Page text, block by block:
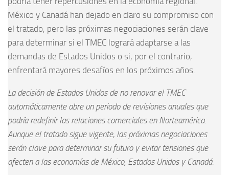
México y Canadá han dejado en claro su compromiso con
el tratado, pero las próximas negociaciones serán clave
para determinar si el TMEC logrará adaptarse a las
demandas de Estados Unidos o si, por el contrario,
enfrentará mayores desafíos en los próximos años.
La decisión de Estados Unidos de no renovar el TMEC
automáticamente abre un periodo de revisiones anuales que
podría redefinir las relaciones comerciales en Norteamérica.
Aunque el tratado sigue vigente, las próximas negociaciones
serán clave para determinar su futuro y evitar tensiones que
afecten a las economías de México, Estados Unidos y Canadá.